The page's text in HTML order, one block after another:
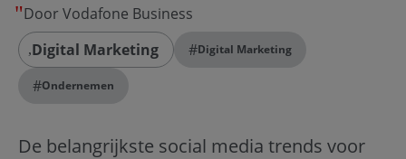
Door Vodafone Business
Digital Marketing
#Digital Marketing
#Ondernemen
De belangrijkste social media trends voor